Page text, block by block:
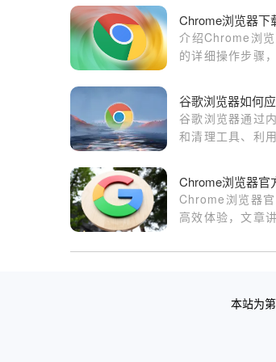
介绍Chrome浏
的详细操作步骤
谷歌浏览器如何
谷歌浏览器通过
和清理工具、利
Chrome浏览器
高效体验，文章
署。
本站为